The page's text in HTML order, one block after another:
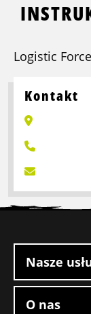
Logistic
Kontakt
witryny
Nasze
O nas